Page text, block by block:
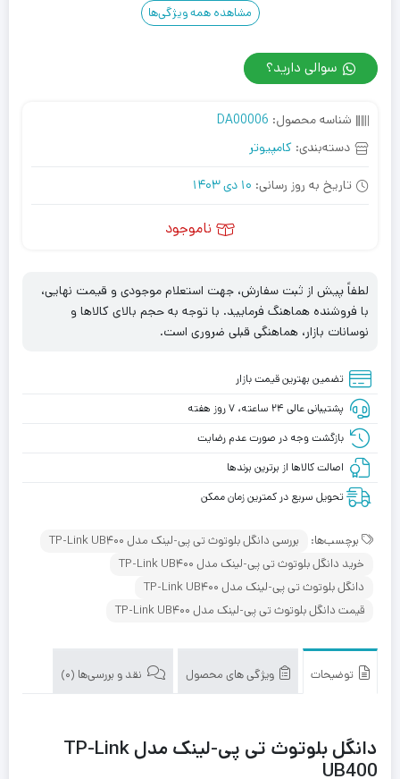
مشاهده همه ویژگی‌ها
سوالی دارید؟
شناسه محصول: DA00006
دسته‌بندی: کامپیوتر
تاریخ به روز رسانی: 10 دی 1403
ناموجود
لطفاً پیش از ثبت سفارش، جهت استعلام موجودی و قیمت نهایی،
با فروشنده هماهنگ فرمایید. با توجه به حجم بالای کالاها و
نوسانات بازار، هماهنگی قبلی ضروری است.
تضمین بهترین قیمت بازار
پشتیبانی عالی ۲۴ ساعته، ۷ روز هفته
بازگشت وجه در صورت عدم رضایت
اصالت کالاها از برترین برندها
تحویل سریع در کمترین زمان ممکن
برچسب‌ها:
بررسی دانگل بلوتوث تی پی-لینک مدل TP-Link UB400
خرید دانگل بلوتوث تی پی-لینک مدل TP-Link UB400
دانگل بلوتوث تی پی-لینک مدل TP-Link UB400
قیمت دانگل بلوتوث تی پی-لینک مدل TP-Link UB400
توضیحات ویژگی های محصول نقد و بررسی‌ها (0)
دانگل بلوتوث تی پی-لینک مدل TP-Link
UB400